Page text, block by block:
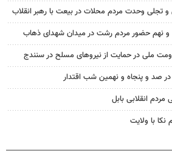
و نهم حضور مردم رشت در میدان شهدای ذهاب
ملی در حمایت از نیروهای مسلح در سنندج
صد و پنجاه و نهمین شب اقتدار
انقلابی بابل
با ولایت